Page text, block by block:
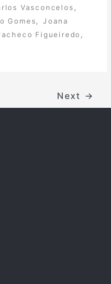
Vasconcelos
Gomes ,Joana
Figueiredo
Next →